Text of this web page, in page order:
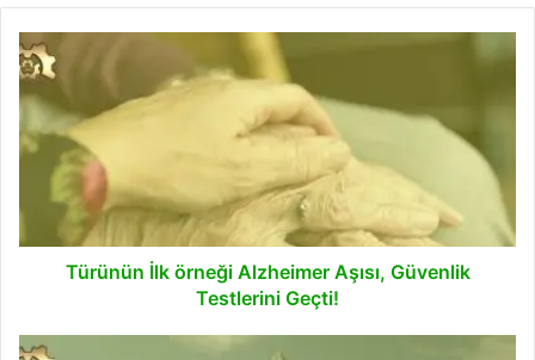
Türünün
İlk
örneği
Alzheimer
Aşısı,
Güvenlik
Testlerini
Türünün İlk örneği Alzheimer Aşısı, Güvenlik
Testlerini Geçti!
Space